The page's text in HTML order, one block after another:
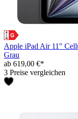
Apple iPad Air 11"
Grau
ab 619,00 €*
3 Preise vergleichen